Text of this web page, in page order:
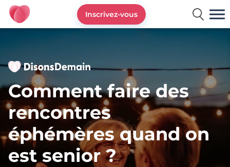
DisonsDemain.fr - Site de rencontres plus de 50 ans
Inscrivez-vous
Comment faire des
rencontres
éphémères quand on
est senior ?